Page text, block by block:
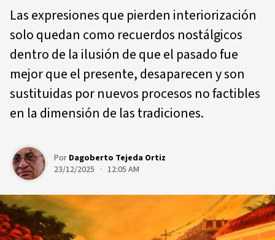
Las expresiones que pierden interiorización
solo quedan como recuerdos nostálgicos
dentro de la ilusión de que el pasado fue
mejor que el presente, desaparecen y son
sustituidas por nuevos procesos no factibles
en la dimensión de las tradiciones.
Por Dagoberto Tejeda Ortiz
23/12/2025 · 12:05 AM